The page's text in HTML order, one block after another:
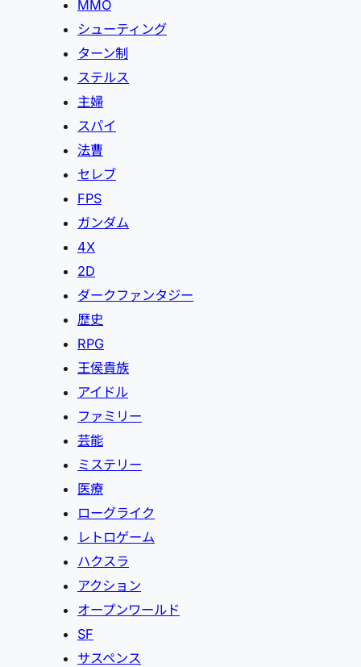
MMO
シューティング
ターン制
ステルス
主婦
スパイ
法曹
セレブ
FPS
ガンダム
4X
2D
ダークファンタジー
歴史
RPG
王侯貴族
アイドル
ファミリー
芸能
ミステリー
医療
ローグライク
レトロゲーム
ハクスラ
アクション
オープンワールド
SF
サスペンス